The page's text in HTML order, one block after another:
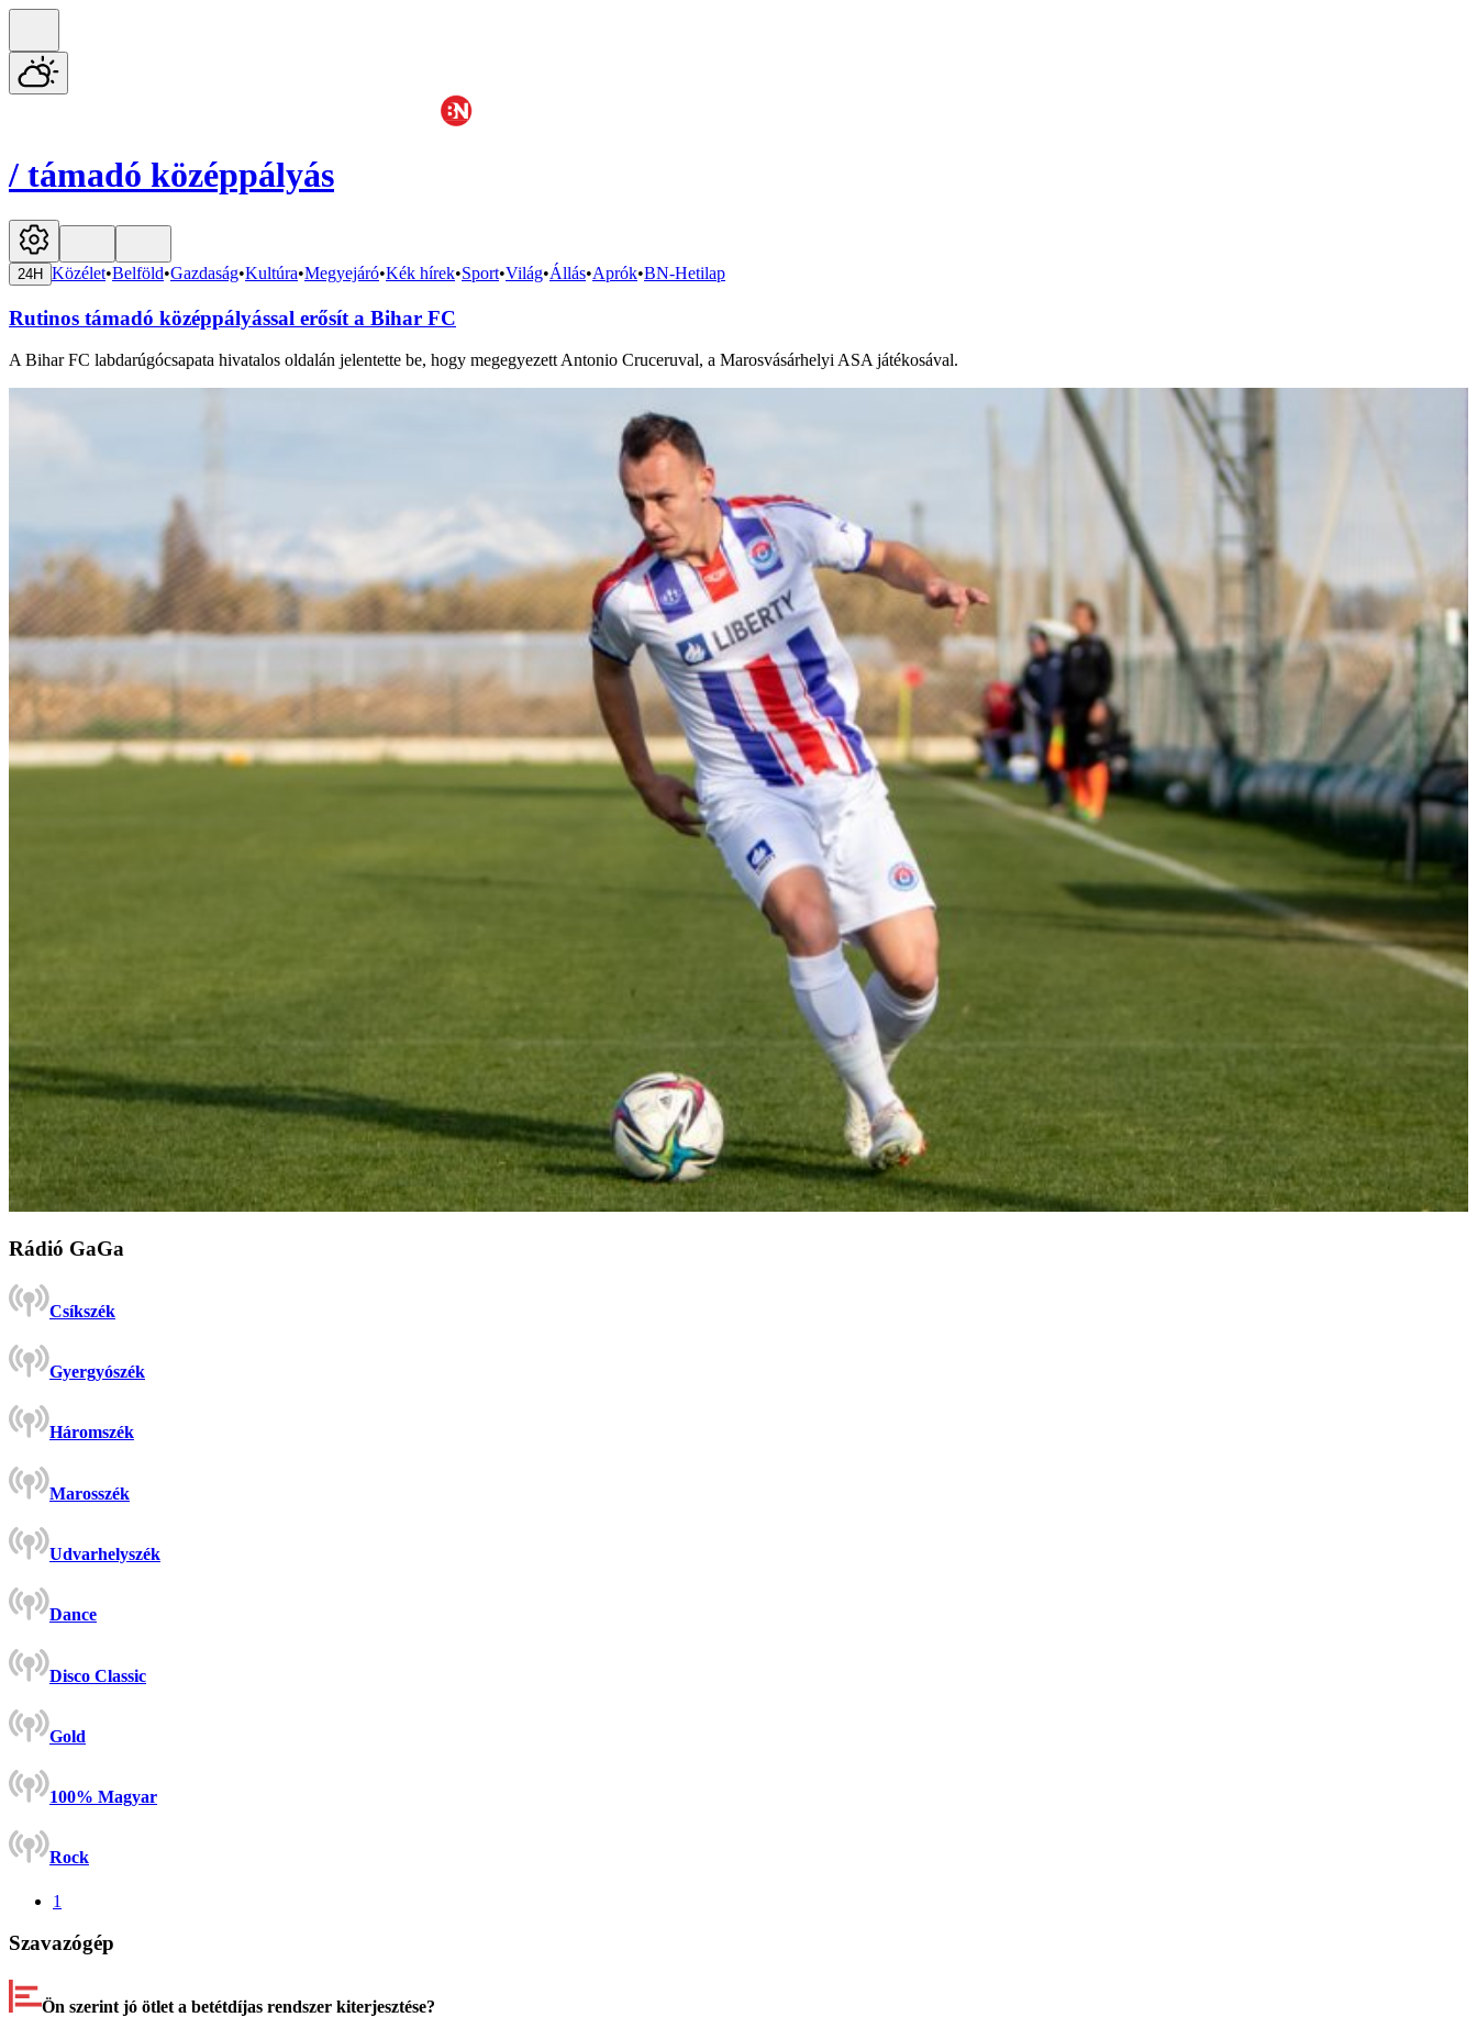
/ támadó középpályás
24H Közélet•Belföld•Gazdaság•Kultúra•Megyejáró•Kék hírek•Sport•Világ•Állás•Aprók•BN-Hetilap
Rutinos támadó középpályással erősít a Bihar FC
A Bihar FC labdarúgócsapata hivatalos oldalán jelentette be, hogy megegyezett Antonio Cruceruval, a Marosvásárhelyi ASA játékosával.
Rádió GaGa
Csíkszék
Gyergyószék
Háromszék
Marosszék
Udvarhelyszék
Dance
Disco Classic
Gold
100% Magyar
Rock
1
Szavazógép
Ön szerint jó ötlet a betétdíjas rendszer kiterjesztése?